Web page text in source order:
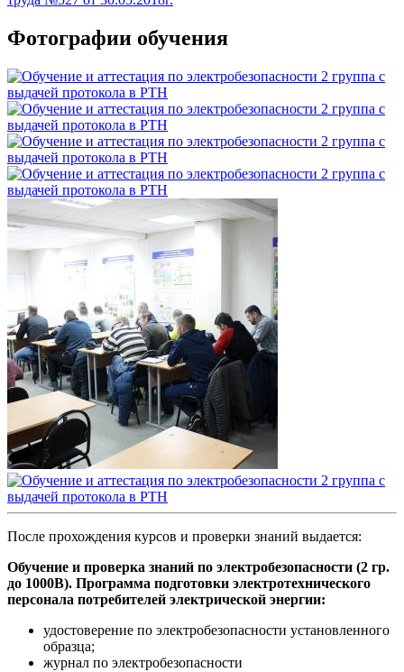
Фотографии обучения
После прохождения курсов и проверки знаний выдается:
Обучение и проверка знаний по электробезопасности (2 гр.
до 1000В). Программа подготовки электротехнического
персонала потребителей электрической энергии:
удостоверение по электробезопасности установленного
образца;
журнал по электробезопасности